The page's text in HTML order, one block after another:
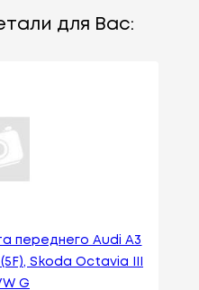
для Вас:
переднего Audi A3
Skoda Octavia III
G